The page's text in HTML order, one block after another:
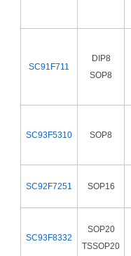
SC91F711
DIP8
SOP8
SC93F5310 SOP8
SC92F7251 SOP16
SC93F8332
SOP20
TSSOP20